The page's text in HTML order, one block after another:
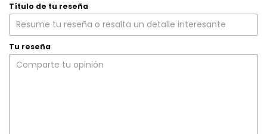
Título de tu reseña
Tu reseña